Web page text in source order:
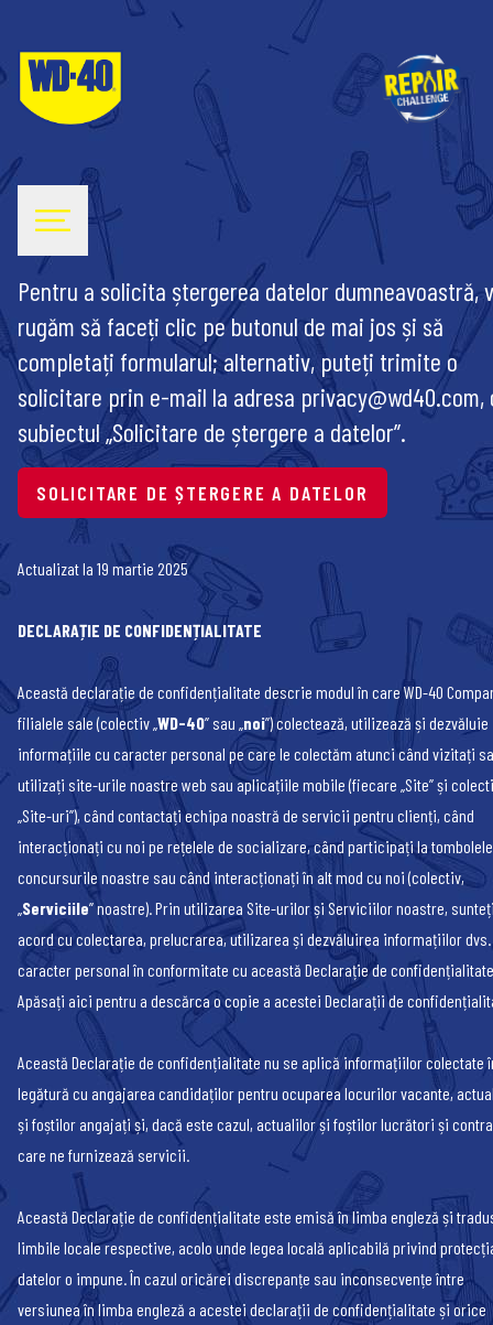
Pentru a solicita ștergerea datelor dumneavoastră,
rugăm să faceți clic pe butonul de mai jos și să
completați formularul; alternativ, puteți trimite o
solicitare prin e-mail la adresa privacy@wd40.com,
subiectul „Solicitare de ștergere a datelor”.
SOLICITARE DE ȘTERGERE A DATELOR
Actualizat la 19 martie 2025
DECLARAȚIE DE CONFIDENȚIALITATE
Această declarație de confidențialitate descrie modul în care WD-40
filialele sale (colectiv „WD-40” sau „noi”) colectează, utilizează și dezvăluie
informațiile cu caracter personal pe care le colectăm atunci când vizitați
utilizați site-urile noastre web sau aplicațiile mobile (fiecare „Site” și
„Site-uri”), când contactați echipa noastră de servicii pentru clienți, când
interacționați cu noi pe rețelele de socializare, când participați la
concursurile noastre sau când interacționați în alt mod cu noi (colectiv,
„Serviciile” noastre). Prin utilizarea Site-urilor și Serviciilor noastre,
acord cu colectarea, prelucrarea, utilizarea și dezvăluirea informațiilor
caracter personal în conformitate cu această Declarație de
Apăsați aici pentru a descărca o copie a acestei Declarații de
Această Declarație de confidențialitate nu se aplică informațiilor colectate
legătură cu angajarea candidaților pentru ocuparea locurilor vacante,
și foștilor angajați și, dacă este cazul, actualilor și foștilor lucrători și
care ne furnizează servicii.
Această Declarație de confidențialitate este emisă în limba engleză și
limbile locale respective, acolo unde legea locală aplicabilă privind
datelor o impune. În cazul oricărei discrepanțe sau inconsecvențe între
versiunea în limba engleză a acestei declarații de confidențialitate și orice